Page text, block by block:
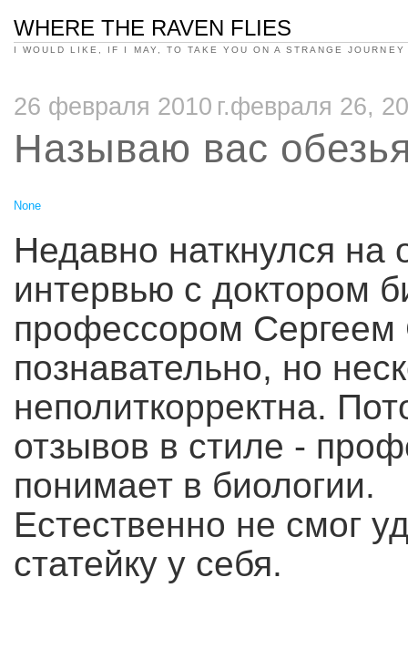
WHERE THE RAVEN FLIES
I WOULD LIKE, IF I MAY, TO TAKE YOU ON A STRANGE JOURNEY
26 февраля 2010 г.февраля 26,
Называю вас
None
Недавно наткнулся
интервью с доктором
профессором
познавательно, но
неполиткорректна.
отзывов в стиле -
понимает в биологии.
Естественно не смог
статейку у себя.